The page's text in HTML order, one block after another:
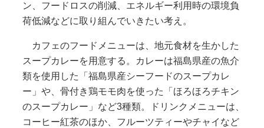
ン、フードロスの削減、エネルギー利用時の環境負
荷低減などに取り組んでいきたい考え。
カフェのフードメニューは、地元食材を生かした
スープカレーを用意する。カレーは福島県産の魚介
類を使用した「福島県産シーフードのスープカレ
ー」や、骨付き鶏モモ肉を使った「ほろほろチキン
のスープカレー」など3種類。ドリンクメニューは、
コーヒー紅茶のほか、フルーツティーやチャイなど